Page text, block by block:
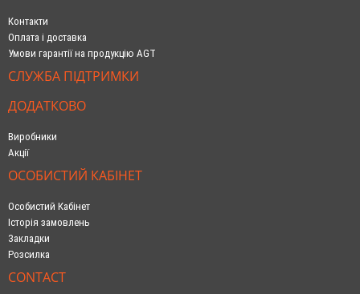
Контакти
Оплата і доставка
Умови гарантії на продукцію AGT
СЛУЖБА ПІДТРИМКИ
ДОДАТКОВО
Виробники
Акції
ОСОБИСТИЙ КАБІНЕТ
Особистий Кабінет
Історія замовлень
Закладки
Розсилка
CONTACT